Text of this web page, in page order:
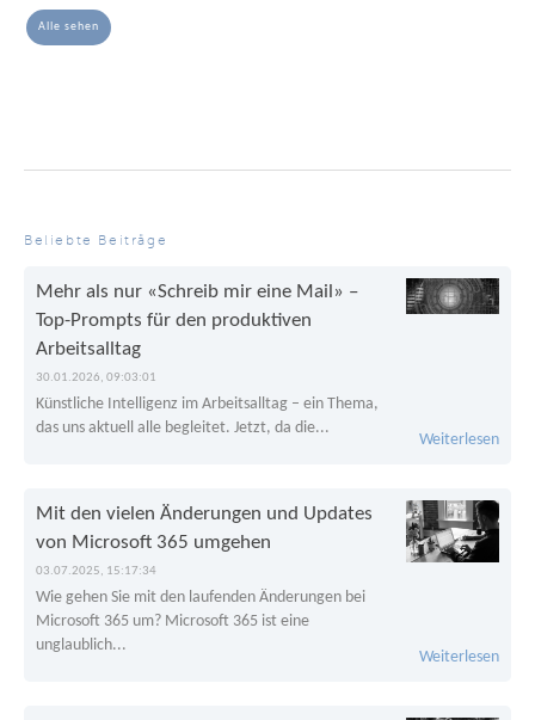
Alle sehen
Beliebte Beiträge
Mehr als nur «Schreib mir eine Mail» –
Top-Prompts für den produktiven
Arbeitsalltag
30.01.2026, 09:03:01
Künstliche Intelligenz im Arbeitsalltag – ein Thema,
das uns aktuell alle begleitet. Jetzt, da die...
Weiterlesen
Mit den vielen Änderungen und Updates
von Microsoft 365 umgehen
03.07.2025, 15:17:34
Wie gehen Sie mit den laufenden Änderungen bei
Microsoft 365 um? Microsoft 365 ist eine
unglaublich...
Weiterlesen